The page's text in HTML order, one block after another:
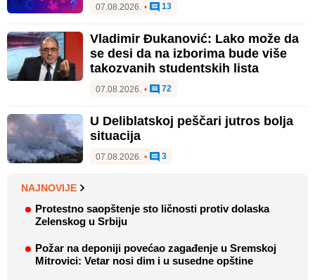
07.08.2026. • 13
Vladimir Đukanović: Lako može da
se desi da na izborima bude više
takozvanih studentskih lista
07.08.2026. • 72
U Deliblatskoj peščari jutros bolja
situacija
07.08.2026. • 3
NAJNOVIJE
Protestno saopštenje sto ličnosti protiv dolaska
Zelenskog u Srbiju
Požar na deponiji povećao zagađenje u Sremskoj
Mitrovici: Vetar nosi dim i u susedne opštine